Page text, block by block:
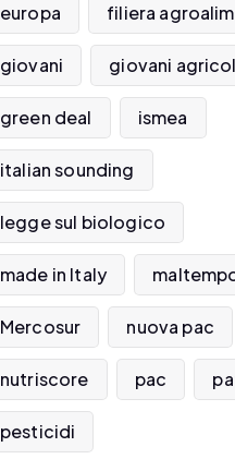
europa filiera
giovani giovani
green deal ismea
italian sounding
legge sul biologico
made in Italy
Mercosur nuova pac
nutriscore pac
pesticidi